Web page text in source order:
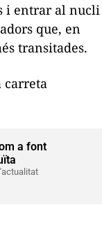
i entrar al nucli
que, en
transitades.
carreta
a font